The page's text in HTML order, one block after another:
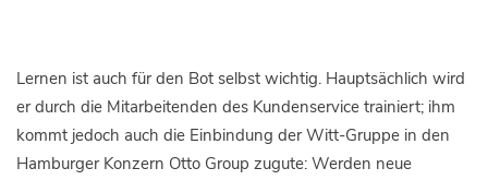
Lernen ist auch für den Bot selbst wichtig. Hauptsächlich wird
er durch die Mitarbeitenden des Kundenservice trainiert; ihm
kommt jedoch auch die Einbindung der Witt-Gruppe in den
Hamburger Konzern Otto Group zugute: Werden neue